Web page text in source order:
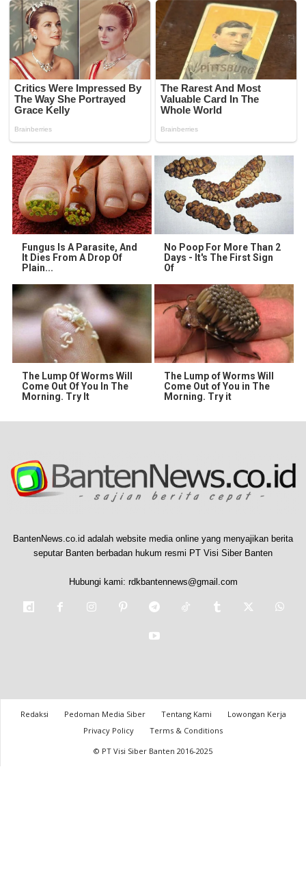
Fungus Is A Parasite, And
It Dies From A Drop Of
Plain...
No Poop For More Than 2
Days - It's The First Sign
Of
The Lump Of Worms Will
Come Out Of You In The
Morning. Try It
The Lump of Worms Will
Come Out of You in The
Morning. Try it
BantenNews.co.id adalah website media online yang menyajikan berita
seputar Banten berbadan hukum resmi PT Visi Siber Banten
Hubungi kami: rdkbantennews@gmail.com
Redaksi Pedoman Media Siber Tentang Kami
Lowongan Kerja
Privacy Policy
Terms & Conditions
© PT Visi Siber Banten 2016-2025